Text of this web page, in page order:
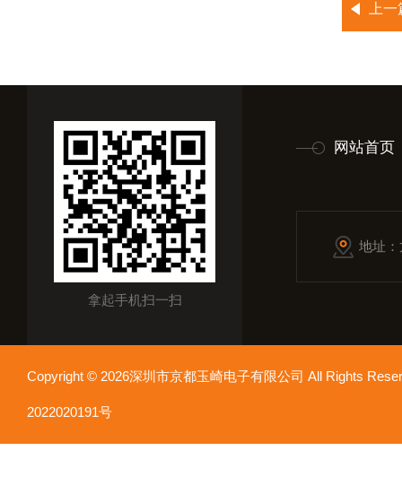
上
拿起手机扫一扫
网站首页
地址
Copyright © 2026深圳市京都玉崎电子有限公司 All Rights
2022020191号